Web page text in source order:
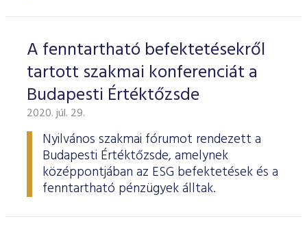
A fenntartható befektetésekről
tartott szakmai konferenciát a
Budapesti Értéktőzsde
2020. júl. 29.
Nyilvános szakmai fórumot rendezett a
Budapesti Értéktőzsde, amelynek
középpontjában az ESG befektetések és a
fenntartható pénzügyek álltak.